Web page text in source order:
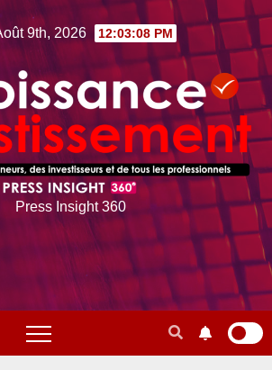
9th, 2026 12:03:09 PM
Press Insight 360